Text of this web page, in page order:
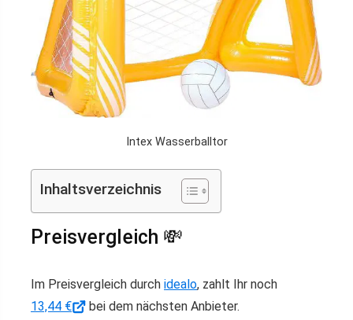
Intex Wasserballtor
Inhaltsverzeichnis
Preisvergleich 💸
Im Preisvergleich durch idealo, zahlt Ihr noch
13,44 €
bei dem nächsten Anbieter.